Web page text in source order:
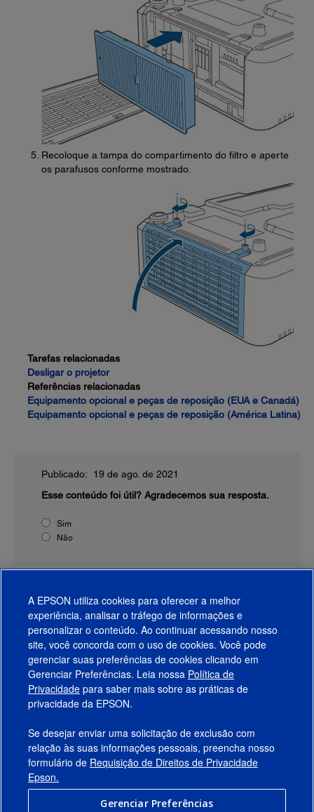
Recoloque a tampa do compartimento do filtro e aperte
os parafusos conforme mostrado.
Tarefas relacionadas
Desligar o projetor
Referências relacionadas
Equipamento opcional e peças de reposição (EUA e Canadá)
Equipamento opcional e peças de reposição (América Latina)
Publicado: 19 de ago. de 2021
Esse conteúdo foi útil? Agradecemos sua resposta.
Sim
Não
Produtos
Suporte
Links Sugeridos
Empresa
Conecte-se com a Epson
A EPSON utiliza cookies para oferecer a melhor
experiência, analisar o tráfego de informações e
personalizar o conteúdo. Ao continuar acessando nosso
site, você concorda com o uso de cookies. Você pode
gerenciar suas preferências de cookies clicando em
Gerenciar Preferências. Leia nossa Política de
Privacidade para saber mais sobre as práticas de
privacidade da EPSON.
Se desejar enviar uma solicitação de exclusão com
relação às suas informações pessoais, preencha nosso
formulário de Requisição de Direitos de Privacidade
Epson.
Gerenciar Preferências